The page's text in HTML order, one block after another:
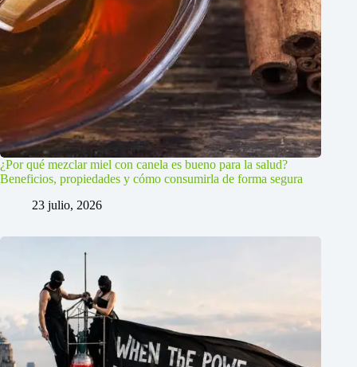
¿Por qué mezclar miel con canela es bueno para la salud?
Beneficios, propiedades y cómo consumirla de forma segura
23 julio, 2026